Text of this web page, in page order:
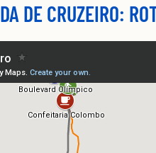
DE CRUZEIRO: